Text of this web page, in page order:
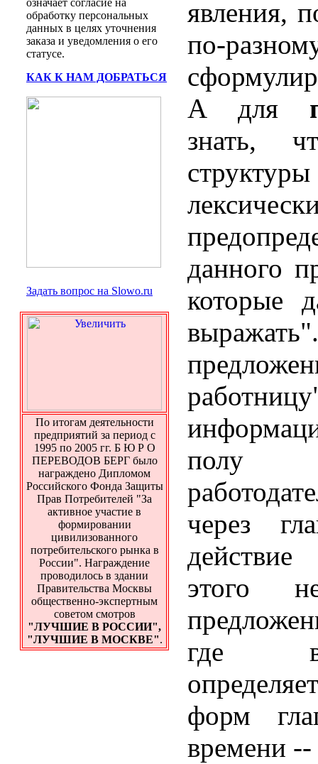
означает согласие на
обработку персональных
данных в целях уточнения
заказа и уведомления о его
статусе.
КАК К НАМ ДОБРАТЬСЯ
Задать вопрос на Slowo.ru
По итогам деятельности
предприятий за период с
1995 по 2005 гг. Б Ю Р О
ПЕРЕВОДОВ БЕРГ было
награждено Дипломом
Российского Фонда Защиты
Прав Потребителей "За
активное участие в
формировании
цивилизованного
потребительского рынка в
России". Награждение
проводилось в здании
Правительства Москвы
общественно-экспертным
советом смотров
"ЛУЧШИЕ В РОССИИ",
"ЛУЧШИЕ В МОСКВЕ".
явления,
по-
А для
знать,
данного
которые
полу
через
этого
где
форм
времени